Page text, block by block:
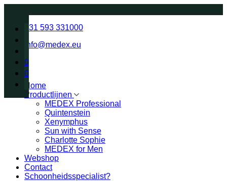
0
0
+31 593 331000
info@medex.eu
Home
Productlijnen
MEDEX Professional
Quintenstein
Xenymphus
Sun with Sense
Charlotte Sophie
MEDEX for Men
Webshop
Contact
Schoonheidsspecialist?